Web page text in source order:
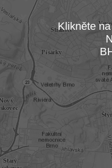
Klikněte